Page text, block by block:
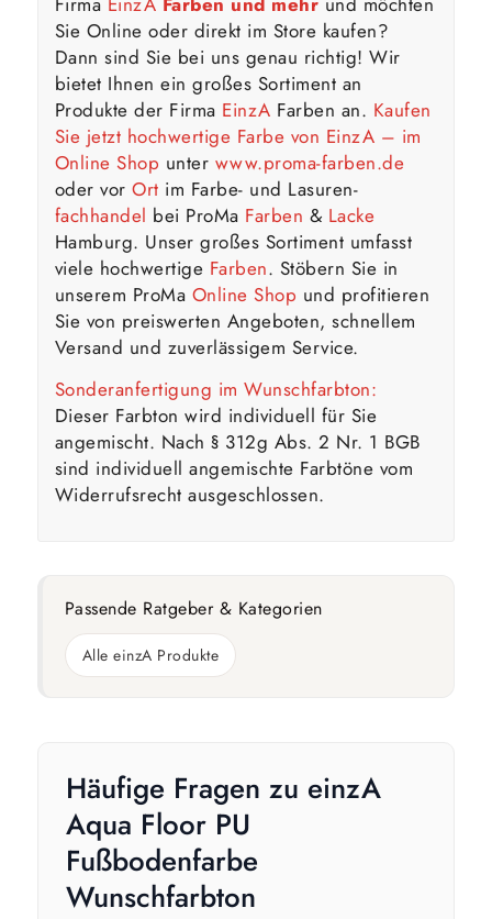
Sie Online oder direkt im Store kaufen?
Dann sind Sie bei uns genau richtig! Wir
bietet Ihnen ein großes Sortiment an
Produkte der Firma EinzA Farben an. Kaufen
Sie jetzt hochwertige Farbe von EinzA – im
Online Shop unter www.proma-farben.de
oder vorOrt im Farbe- und Lasuren-
fachhandel bei ProMa Farben & Lacke
Hamburg. Unser großes Sortiment umfasst
viele hochwertige Farben. Stöbern Sie in
unserem ProMa Online Shop und profitieren
Sie von preiswerten Angeboten, schnellem
Versand und zuverlässigem Service.
Sonderanfertigung im Wunschfarbton:
Dieser Farbton wird individuell für Sie
angemischt. Nach § 312g Abs. 2 Nr. 1 BGB
sind individuell angemischte Farbtöne vom
Widerrufsrecht ausgeschlossen.
Passende Ratgeber & Kategorien
Alle einzA Produkte
Häufige Fragen zu einzA
Aqua Floor PU
Fußbodenfarbe
Wunschfarbton